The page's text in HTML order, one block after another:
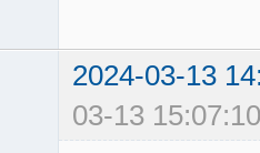
2024-03-13
03-13